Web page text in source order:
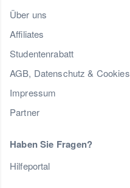
Über uns
Affiliates
Studentenrabatt
AGB, Datenschutz & Cookies
Impressum
Partner
Haben Sie Fragen?
Hilfeportal